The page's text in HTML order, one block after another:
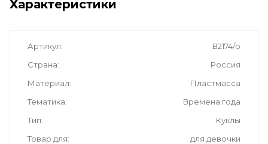
Характеристики
Артикул
В2174/о
Страна
Россия
Материал
Пластмасса
Тематика
Времена года
Тип
Куклы
Товар для
для девочки